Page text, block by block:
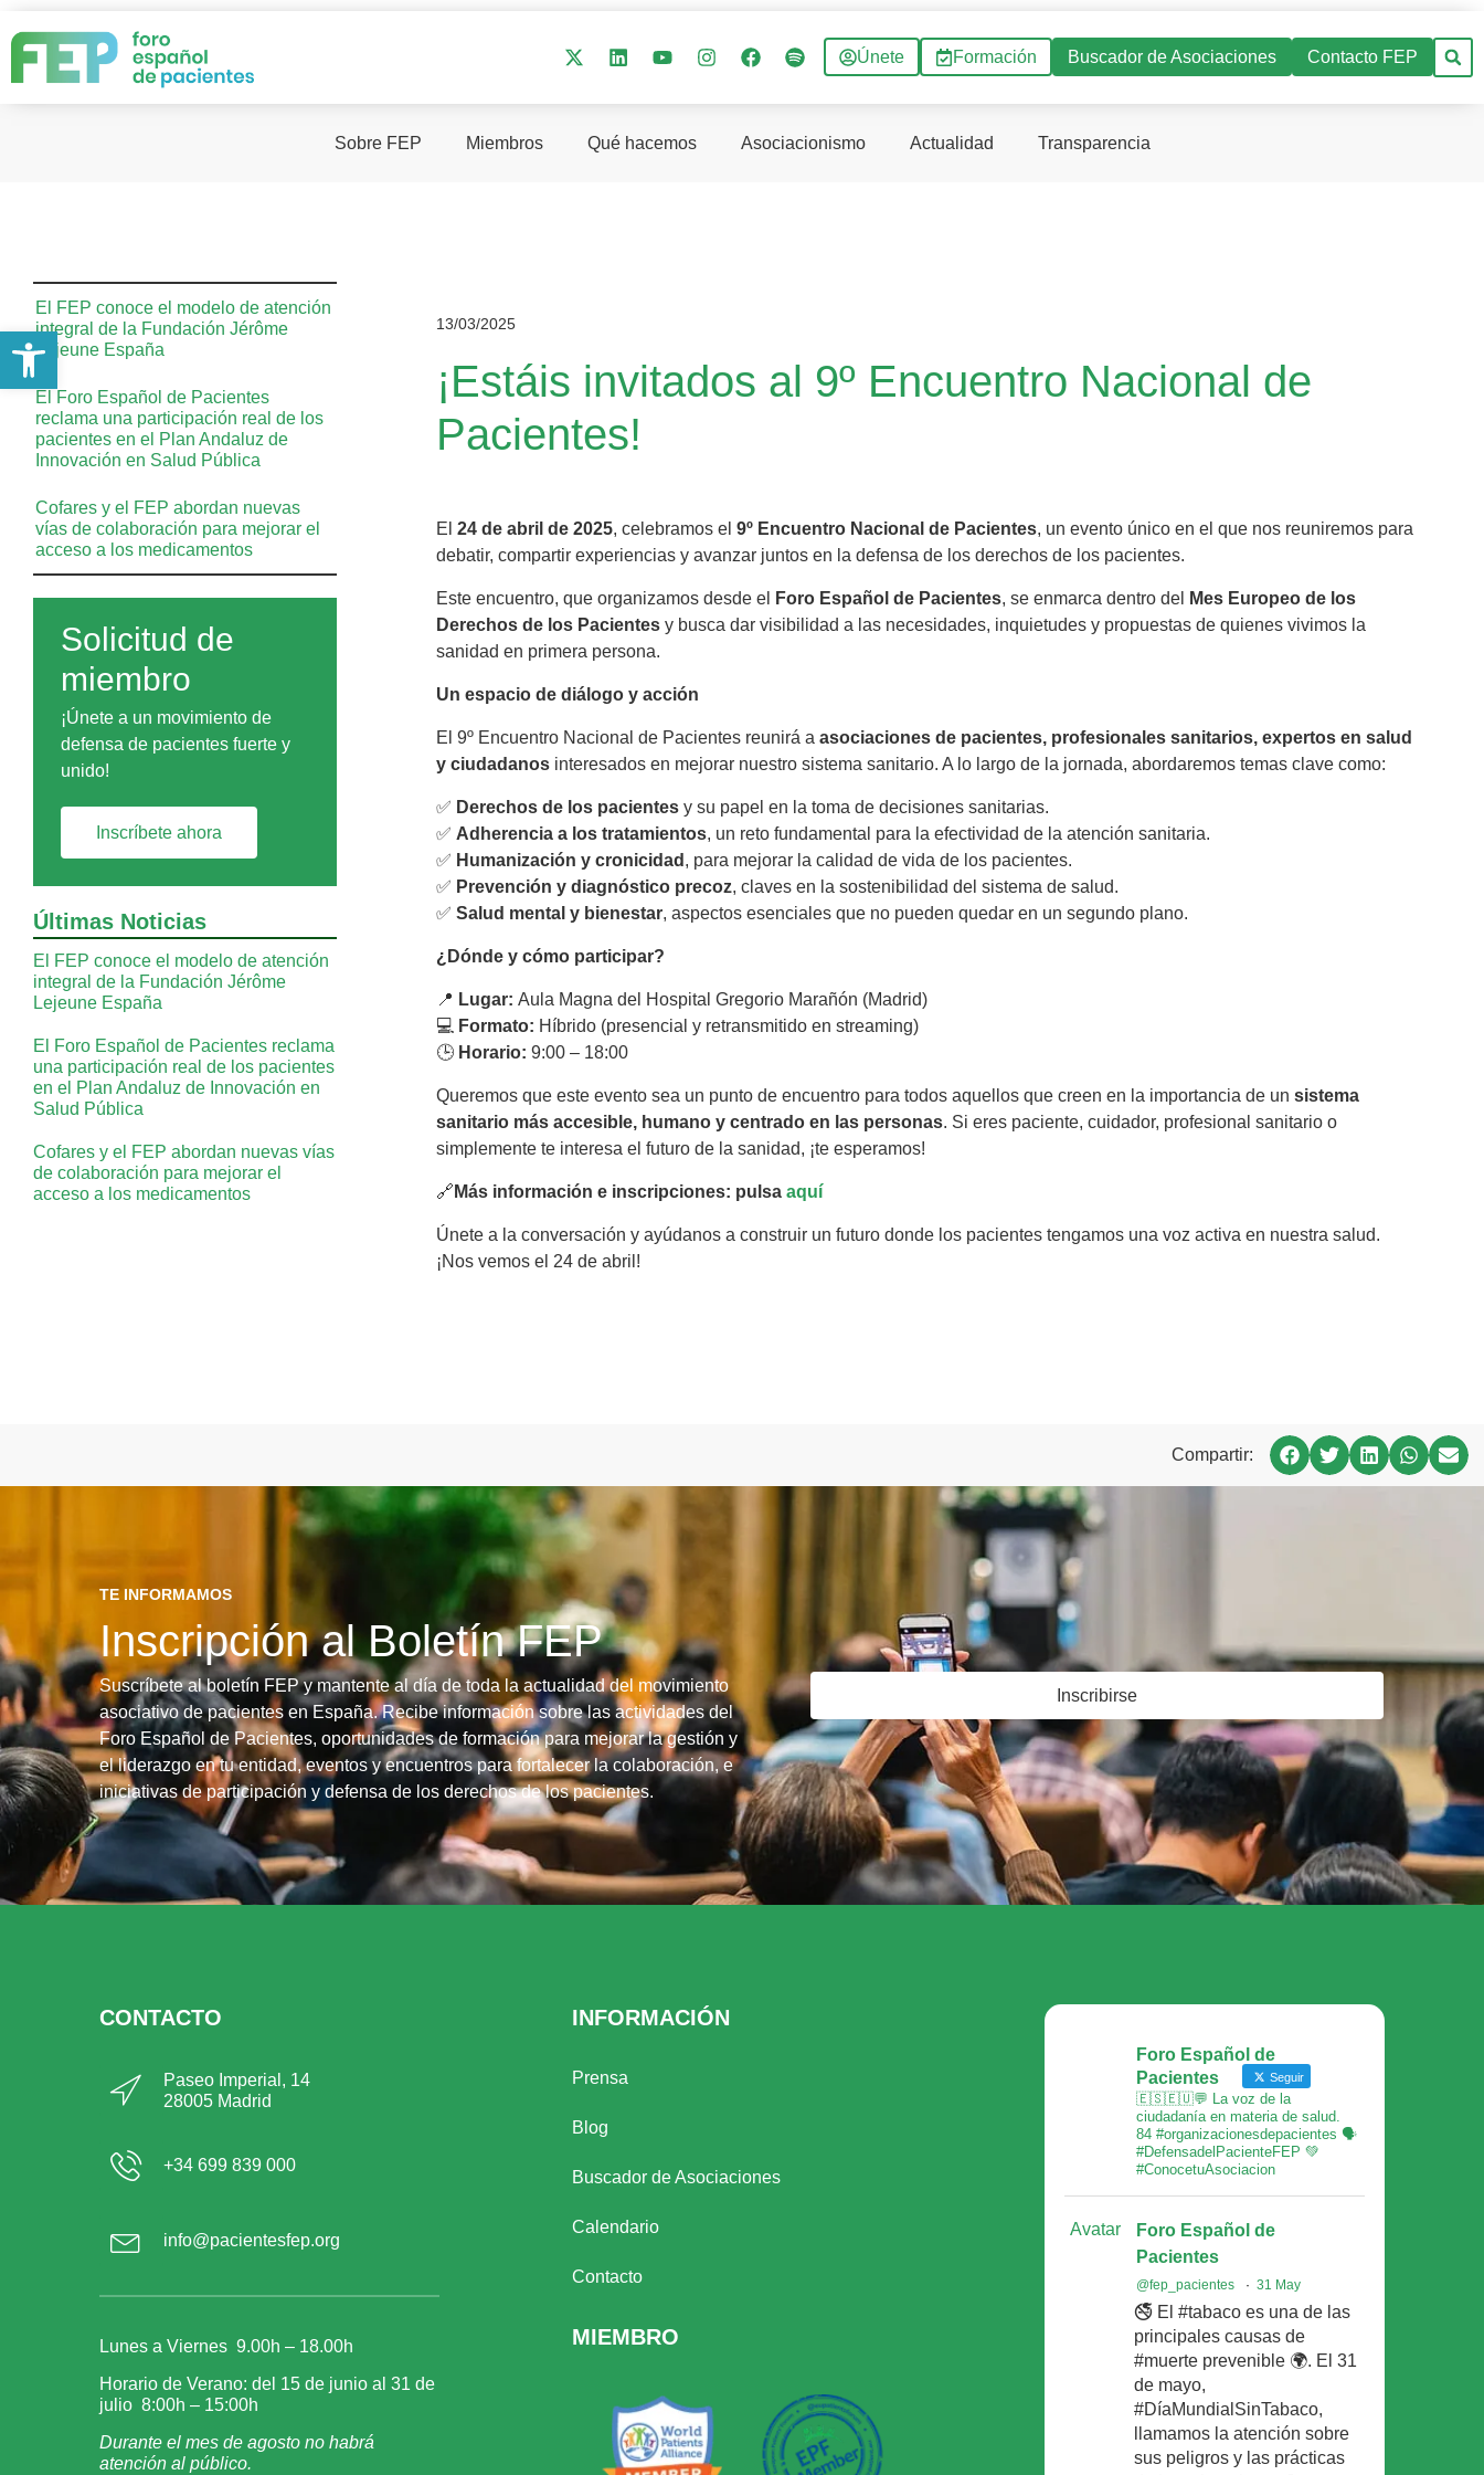
Únete Formación Buscador de Asociaciones Contacto FEP
Sobre FEP Miembros Qué hacemos Asociacionismo Actualidad Transparencia
El FEP conoce el modelo de atención
integral de la Fundación Jérôme
Lejeune España
El Foro Español de Pacientes
reclama una participación real de los
pacientes en el Plan Andaluz de
Innovación en Salud Pública
Cofares y el FEP abordan nuevas
vías de colaboración para mejorar el
acceso a los medicamentos
Solicitud de
miembro
¡Únete a un movimiento de
defensa de pacientes fuerte y
unido!
Inscríbete ahora
Últimas Noticias
El FEP conoce el modelo de atención
integral de la Fundación Jérôme
Lejeune España
El Foro Español de Pacientes reclama
una participación real de los pacientes
en el Plan Andaluz de Innovación en
Salud Pública
Cofares y el FEP abordan nuevas vías
de colaboración para mejorar el
acceso a los medicamentos
13/03/2025
¡Estáis invitados al 9º Encuentro Nacional de
Pacientes!
El 24 de abril de 2025, celebramos el 9º Encuentro Nacional de Pacientes, un evento único en el que nos reuniremos para
debatir, compartir experiencias y avanzar juntos en la defensa de los derechos de los pacientes.
Este encuentro, que organizamos desde el Foro Español de Pacientes, se enmarca dentro del
Mes Europeo de los
Derechos de los Pacientes y busca dar visibilidad a las necesidades, inquietudes y propuestas de quienes vivimos la
sanidad en primera persona.
Un espacio de diálogo y acción
El 9º Encuentro Nacional de Pacientes reunirá a asociaciones de pacientes, profesionales sanitarios, expertos en salud
y ciudadanos interesados en mejorar nuestro sistema sanitario. A lo largo de la jornada, abordaremos temas clave como:
✅ Derechos de los pacientes y su papel en la toma de decisiones sanitarias.
✅ Adherencia a los tratamientos, un reto fundamental para la efectividad de la atención sanitaria.
✅ Humanización y cronicidad , para mejorar la calidad de vida de los pacientes.
✅ Prevención y diagnóstico precoz, claves en la sostenibilidad del sistema de salud.
✅ Salud mental y bienestar, aspectos esenciales que no pueden quedar en un segundo plano.
¿Dónde y cómo participar?
📍 Lugar: Aula Magna del Hospital Gregorio Marañón (Madrid)
💻 Formato: Híbrido (presencial y retransmitido en streaming)
🕒 Horario: 9:00 – 18:00
Queremos que este evento sea un punto de encuentro para todos aquellos que creen en la importancia de un sistema
sanitario más accesible, humano y centrado en las personas. Si eres paciente, cuidador, profesional sanitario o
simplemente te interesa el futuro de la sanidad, ¡te esperamos!
🔗 Más información e inscripciones: pulsa aquí
Únete a la conversación y ayúdanos a construir un futuro donde los pacientes tengamos una voz activa en nuestra salud.
¡Nos vemos el 24 de abril!
Compartir:
TE INFORMAMOS
Inscripción al Boletín FEP
Suscríbete al boletín FEP y mantente al día de toda la actualidad del movimiento
asociativo de pacientes en España. Recibe información sobre las actividades del
Foro Español de Pacientes, oportunidades de formación para mejorar la gestión y
el liderazgo en tu entidad, eventos y encuentros para fortalecer la colaboración, e
iniciativas de participación y defensa de los derechos de los pacientes.
Inscribirse
CONTACTO
Paseo Imperial, 14
28005 Madrid
+34 699 839 000
info@pacientesfep.org
Lunes a Viernes 9.00h – 18.00h
Horario de Verano: del 15 de junio al 31 de
julio 8:00h – 15:00h
Durante el mes de agosto no habrá
atención al público.
INFORMACIÓN
Prensa
Blog
Buscador de Asociaciones
Calendario
Contacto
MIEMBRO
Foro Español de
Pacientes
Seguir
🇪🇸🇪🇺💬 La voz de la
ciudadanía en materia de salud.
84 #organizacionesdepacientes 🗣
#DefensadelPacienteFEP 💚
#ConocetuAsociacion
Avatar
Foro Español de
Pacientes
@fep_pacientes · 31 May
🚭 El #tabaco es una de las
principales causas de
#muerte prevenible 🌍. El 31
de mayo,
#DíaMundialSinTabaco,
llamamos la atención sobre
sus peligros y las prácticas
Abrir barra de herramientas